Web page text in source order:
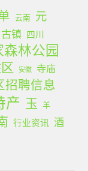
云南 元
古镇 四川
森林公园
安徽 寺庙
招聘信息
产 玉 羊
行业资讯 酒